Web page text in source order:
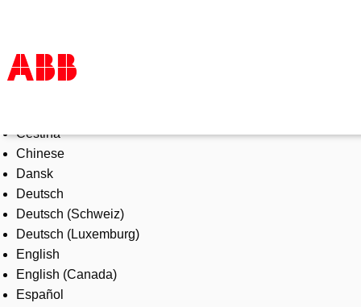
Products & Solutions
Industries
Services
About us
Where to buy
Contact us
Careers
Čeština
Chinese
Dansk
Deutsch
Deutsch (Schweiz)
Deutsch (Luxemburg)
English
English (Canada)
Español